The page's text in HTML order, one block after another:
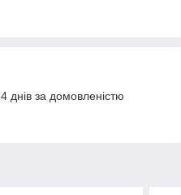
днів за домовленістю